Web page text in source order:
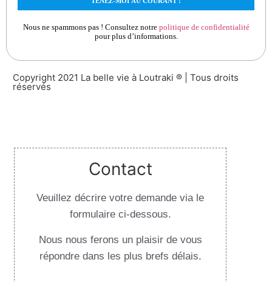
Nous ne spammons pas ! Consultez notre politique de confidentialité
pour plus d’informations.
Copyright 2021 La belle vie à Loutraki ® | Tous droits
réservés
Contact
Veuillez décrire votre demande via le
formulaire ci-dessous.
Nous nous ferons un plaisir de vous
répondre dans les plus brefs délais.